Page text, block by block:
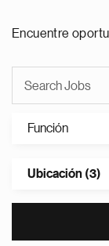
Encuentre
Función
Ubicación (3)